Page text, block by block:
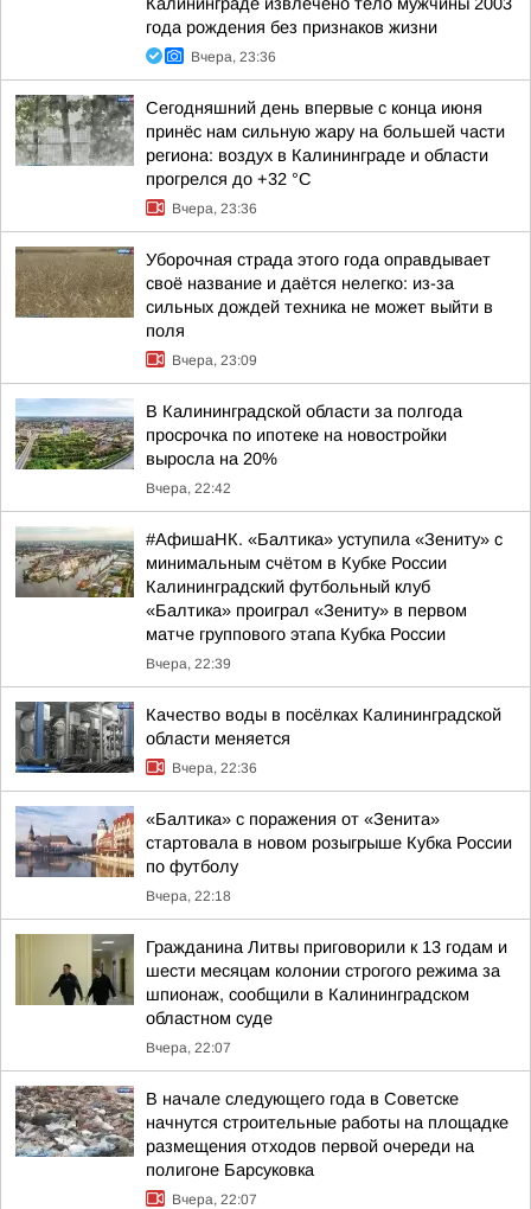
года рождения без признаков жизни
Вчера, 23:36
Сегодняшний день впервые с конца июня
принёс нам сильную жару на большей части
региона: воздух в Калининграде и области
прогрелся до +32 °С
Вчера, 23:36
Уборочная страда этого года оправдывает
своё название и даётся нелегко: из-за
сильных дождей техника не может выйти в
поля
Вчера, 23:09
В Калининградской области за полгода
просрочка по ипотеке на новостройки
выросла на 20%
Вчера, 22:42
#АфишаНК. «Балтика» уступила «Зениту» с
минимальным счётом в Кубке России
Калининградский футбольный клуб
«Балтика» проиграл «Зениту» в первом
матче группового этапа Кубка России
Вчера, 22:39
Качество воды в посёлках Калининградской
области меняется
Вчера, 22:36
«Балтика» с поражения от «Зенита»
стартовала в новом розыгрыше Кубка России
по футболу
Вчера, 22:18
Гражданина Литвы приговорили к 13 годам и
шести месяцам колонии строгого режима за
шпионаж, сообщили в Калининградском
областном суде
Вчера, 22:07
В начале следующего года в Советске
начнутся строительные работы на площадке
размещения отходов первой очереди на
полигоне Барсуковка
Вчера, 22:07